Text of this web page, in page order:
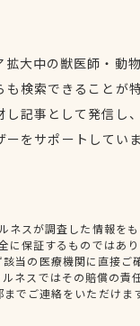
大中の獣医師・動
検索できることが
し記事として発信し
ーをサポートしてい
ネスが調査した情報を
に保証するものではあ
当の医療機関に直接ご
ネスではその賠償の責
でご連絡をいただけま